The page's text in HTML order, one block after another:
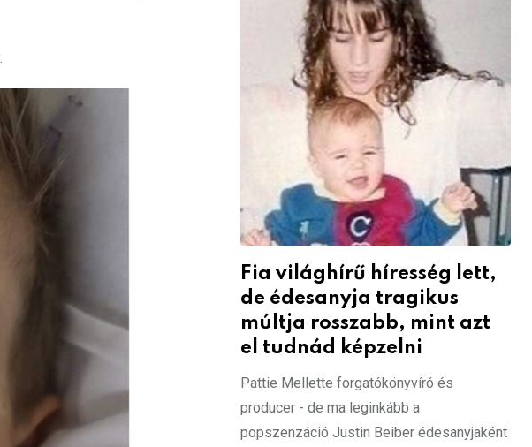
Fia világhírű híresség lett,
de édesanyja tragikus
múltja rosszabb, mint azt
el tudnád képzelni
Pattie Mellette forgatókönyvíró és
producer - de ma leginkább a
popszenzáció Justin Beiber édesanyjaként